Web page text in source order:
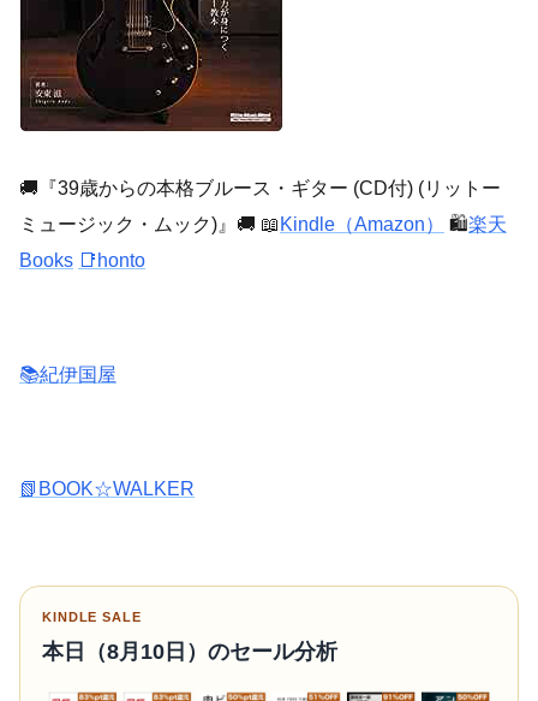
🚚『39歳からの本格ブルース・ギター (CD付) (リットー
ミュージック・ムック)』🚚 📖 Kindle（Amazon） 🛍️楽天
Books 📑honto
📚紀伊国屋
📗BOOK☆WALKER
KINDLE SALE
本日（8月10日）のセール分析